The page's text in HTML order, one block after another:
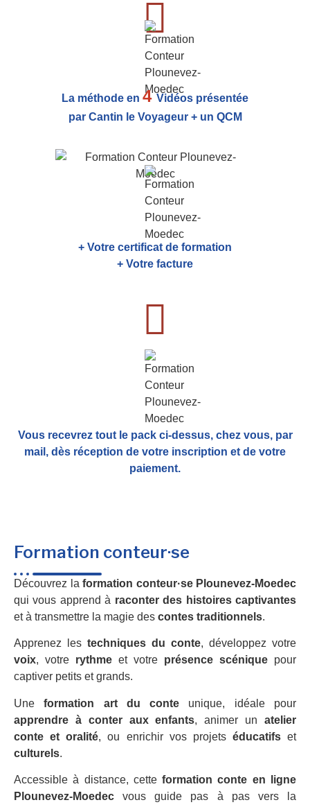
La méthode en 4Vidéos présentée
par Cantin le Voyageur + un QCM
+ Votre certificat de formation
+ Votre facture
Vous recevrez tout le pack ci-dessus, chez vous, par
mail, dès réception de votre inscription et de votre
paiement.
Formation conteur·se
Découvrez la formation conteur·se Plounevez-Moedec
qui vous apprend à raconter des histoires captivantes
et à transmettre la magie des contes traditionnels.
Apprenez les techniques du conte, développez votre
voix, votre rythme et votre présence scénique pour
captiver petits et grands.
Uneformation art du conte unique, idéale pour
apprendre à conter aux enfants, animer unatelier
conte et oralité, ou enrichir vos projets éducatifset
culturels.
Accessible à distance, cetteformation conte en ligne
Plounevez-Moedec vous guide pas à pas vers la